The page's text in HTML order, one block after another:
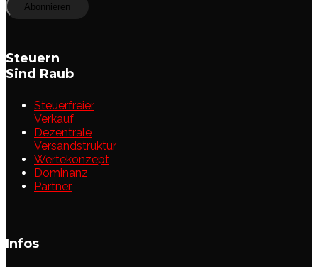
Abonnieren
Steuern
Sind Raub
Steuerfreier
Verkauf
Dezentrale
Versandstruktur
Wertekonzept
Dominanz
Partner
Infos